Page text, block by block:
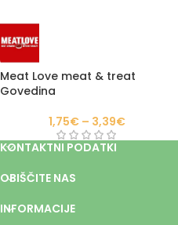
Meat Love meat & treat
Govedina
1,75€ – 3,39€
KONTAKTNI PODATKI
OBIŠČITE NAS
INFORMACIJE